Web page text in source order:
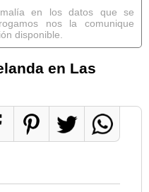
en los datos que se
nos la comunique
disponible.
en Las